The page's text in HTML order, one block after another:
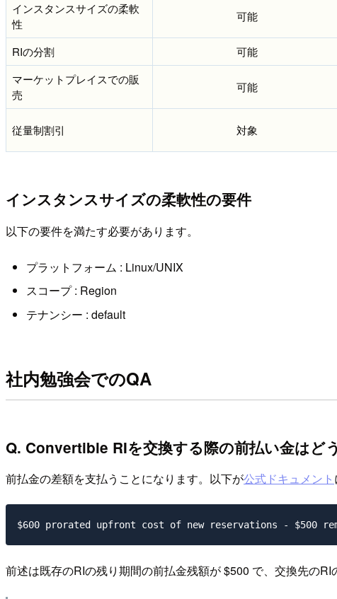
インスタンスサイズの柔軟
性
可能
RIの分割 可能
マーケットプレイスでの販
売
可能
従量制割引 対象
インスタンスサイズの柔軟性の要件
以下の要件を満たす必要があります。
プラットフォーム : Linux/UNIX
スコープ : Region
テナンシー : default
社内勉強会でのQA
Q. Convertible RIを交換する際の前払い金はど
前払金の差額を支払うことになります。以下が公式ドキュメント
前述は既存のRIの残り期間の前払金残額が $500 で、交換先の